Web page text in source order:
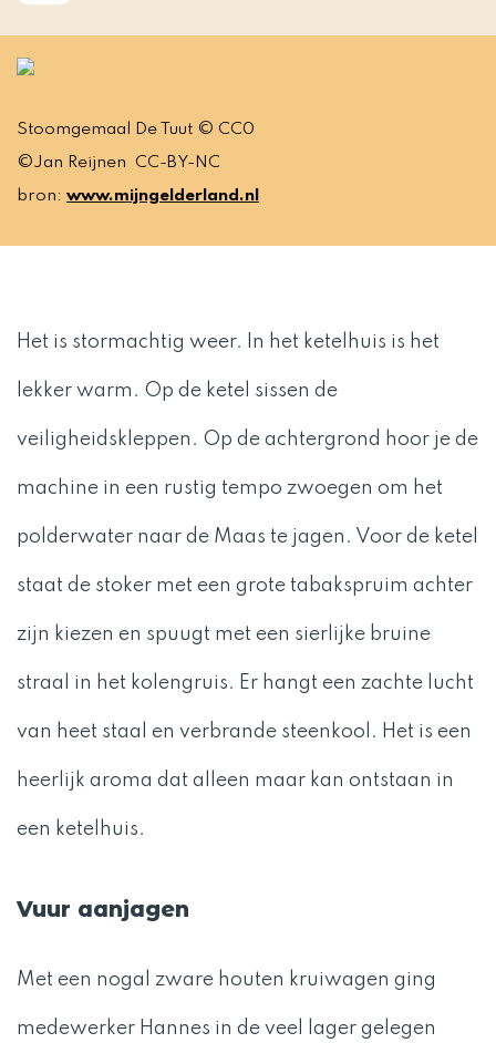
Stoomgemaal De Tuut © CC0
©Jan Reijnen CC-BY-NC
bron: www.mijngelderland.nl
Het is stormachtig weer. In het ketelhuis is het
lekker warm. Op de ketel sissen de
veiligheidskleppen. Op de achtergrond hoor je de
machine in een rustig tempo zwoegen om het
polderwater naar de Maas te jagen. Voor de ketel
staat de stoker met een grote tabakspruim achter
zijn kiezen en spuugt met een sierlijke bruine
straal in het kolengruis. Er hangt een zachte lucht
van heet staal en verbrande steenkool. Het is een
heerlijk aroma dat alleen maar kan ontstaan in
een ketelhuis.
Vuur aanjagen
Met een nogal zware houten kruiwagen ging
medewerker Hannes in de veel lager gelegen